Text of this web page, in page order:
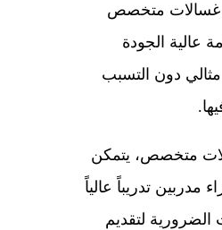
غسالات متخصص
الجودة
دون التسبب
متخصص، يتمكن
مدربين تدريباً عالياً
الضرورية لتقديم